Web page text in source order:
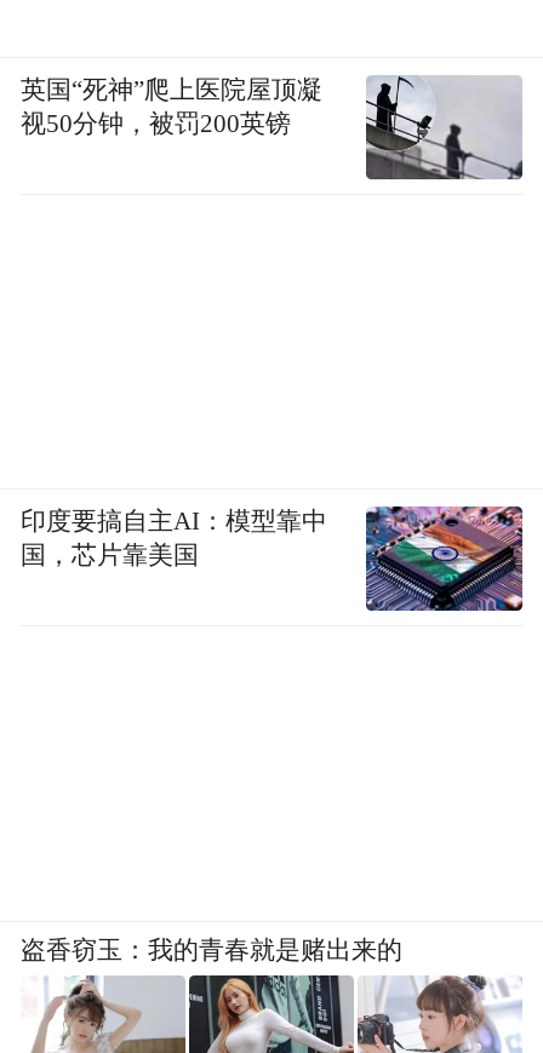
英国“死神”爬上医院屋顶凝
视50分钟，被罚200英镑
印度要搞自主AI：模型靠中
国，芯片靠美国
盗香窃玉：我的青春就是赌出来的